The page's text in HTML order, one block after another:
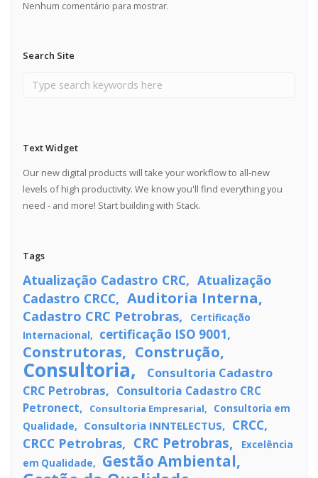
Nenhum comentário para mostrar.
Search Site
Text Widget
Our new digital products will take your workflow to all-new
levels of high productivity. We know you'll find everything you
need - and more! Start building with Stack.
Tags
Atualização Cadastro CRC
Atualização
Cadastro CRCC
Auditoria Interna
Cadastro CRC Petrobras
Certificação
Internacional
certificação ISO 9001
Construtoras Construção
Consultoria
Consultoria Cadastro
CRC Petrobras
Consultoria Cadastro CRC
Petronect
Consultoria Empresarial
Consultoria em
Qualidade
Consultoria INNTELECTUS
CRCC
CRCC Petrobras
CRC Petrobras
Excelência
em Qualidade
Gestão Ambiental